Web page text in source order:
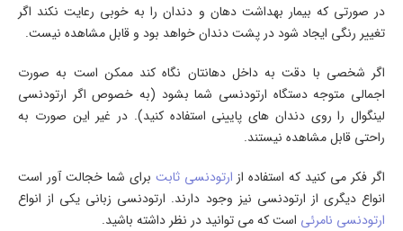
در صورتی که بیمار بهداشت دهان و دندان را به خوبی رعایت نکند اگر
تغییر رنگی ایجاد شود در پشت دندان خواهد بود و قابل مشاهده نیست.
اگر شخصی با دقت به داخل دهانتان نگاه کند ممکن است به صورت
اجمالی متوجه دستگاه ارتودنسی شما بشود (به خصوص اگر ارتودنسی
لینگوال را روی دندان های پایینی استفاده کنید). در غیر این صورت به
راحتی قابل مشاهده نیستند.
اگر فکر می کنید که استفاده از ارتودنسی ثابت برای شما خجالت آور است
انواع دیگری از ارتودنسی نیز وجود دارند. ارتودنسی زبانی یکی از انواع
ارتودنسی نامرئی است که می توانید در نظر داشته باشید.